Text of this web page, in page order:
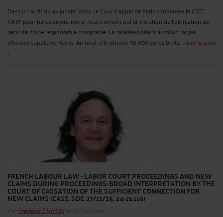
Dans un arrêt du 14 janvier 2026, la Cour d’appel de Paris condamne le CSEC
RATP pour harcèlement moral, licenciement nul et violation de l’obligation de
sécurité d’une responsable comptable. La salariée obtient aussi un rappel
d’heures supplémentaires. Au total, elle obtient 58 000 euros bruts. ... Lire la suite
>
FRENCH LABOUR LAW - LABOR COURT PROCEEDINGS AND NEW
CLAIMS DURING PROCEEDINGS: BROAD INTERPRETATION BY THE
COURT OF CASSATION OF THE SUFFICIENT CONNECTION FOR
NEW CLAIMS (CASS. SOC. 17/12/25, 24-16.116)
Par Frédéric CHHUMle 15/01/2026